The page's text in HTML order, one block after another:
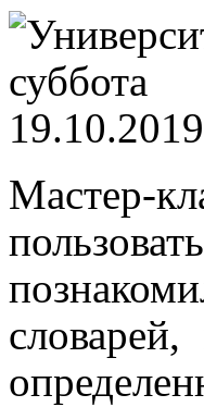
Мастер-
словарей,